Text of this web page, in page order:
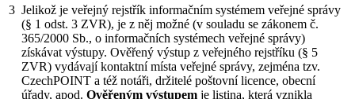
3 Jelikož je veřejný rejstřík informačním systémem veřejné správy
(§ 1 odst. 3 ZVR), je z něj možné (v souladu se zákonem č.
365/2000 Sb., o informačních systémech veřejné správy)
získávat výstupy. Ověřený výstup z veřejného rejstříku (§ 5
ZVR) vydávají kontaktní místa veřejné správy, zejména tzv.
CzechPOINT a též notáři, držitelé poštovní licence, obecní
úřady, apod. Ověřeným výstupem je listina, která vznikla